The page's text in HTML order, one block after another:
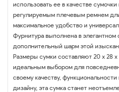
использовать ее в качестве
регулируемым плечевым ремнем
максимальное удобство и
Фурнитура выполнена в
дополнительный шарм этой
Размеры сумки составляют 20 х 28
идеальным выбором для
своему качеству,
дизайну, эта сумка станет